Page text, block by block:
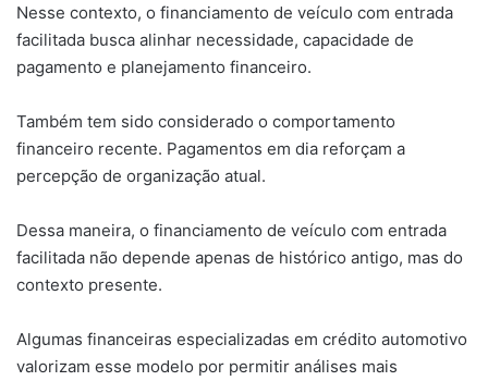
Nesse contexto, o financiamento de veículo com entrada
facilitada busca alinhar necessidade, capacidade de
pagamento e planejamento financeiro.
Também tem sido considerado o comportamento
financeiro recente. Pagamentos em dia reforçam a
percepção de organização atual.
Dessa maneira, o financiamento de veículo com entrada
facilitada não depende apenas de histórico antigo, mas do
contexto presente.
Algumas financeiras especializadas em crédito automotivo
valorizam esse modelo por permitir análises mais